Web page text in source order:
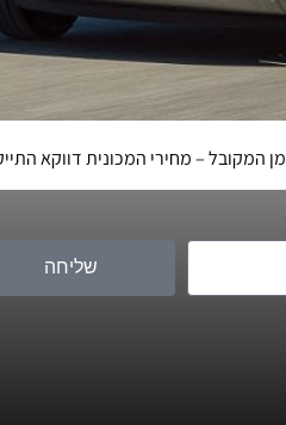
המקובל – מחירי המכונית דווקא
שליחה